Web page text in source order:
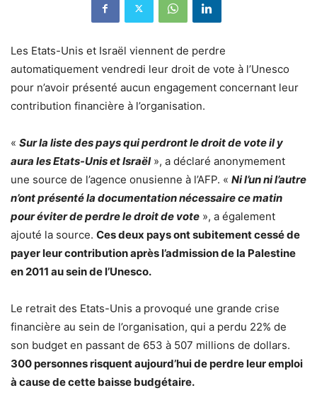
Les Etats-Unis et Israël viennent de perdre
automatiquement vendredi leur droit de vote à l’Unesco
pour n’avoir présenté aucun engagement concernant leur
contribution financière à l’organisation.
« Sur la liste des pays qui perdront le droit de vote il y
aura les Etats-Unis et Israël », a déclaré anonymement
une source de l’agence onusienne à l’AFP. « Ni l’un ni l’autre
n’ont présenté la documentation nécessaire ce matin
pour éviter de perdre le droit de vote », a également
ajouté la source. Ces deux pays ont subitement cessé de
payer leur contribution après l’admission de la Palestine
en 2011 au sein de l’Unesco.
Le retrait des Etats-Unis a provoqué une grande crise
financière au sein de l’organisation, qui a perdu 22% de
son budget en passant de 653 à 507 millions de dollars.
300 personnes risquent aujourd’hui de perdre leur emploi
à cause de cette baisse budgétaire.